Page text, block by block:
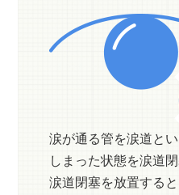
涙が通る管を涙道と
しまった状態を涙道閉
涙道閉塞を放置する